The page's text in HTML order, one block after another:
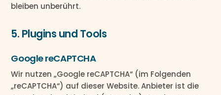
bleiben unberührt.
5. Plugins und Tools
Google reCAPTCHA
Wir nutzen „Google reCAPTCHA“ (im Folgenden
„reCAPTCHA“) auf dieser Website. Anbieter ist die